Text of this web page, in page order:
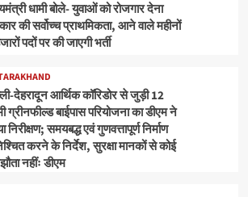
धामी बोले- युवाओं को रोजगार देना
की सर्वोच्च प्राथमिकता, आने वाले महीनों
पदों पर की जाएगी भर्ती
देहरादून आर्थिक कॉरिडोर से जुड़ी 12
ग्रीनफील्ड बाईपास परियोजना का डीएम ने
निरीक्षण; समयबद्ध एवं गुणवत्तापूर्ण निर्माण
करने के निर्देश, सुरक्षा मानकों से कोई
नहींः डीएम